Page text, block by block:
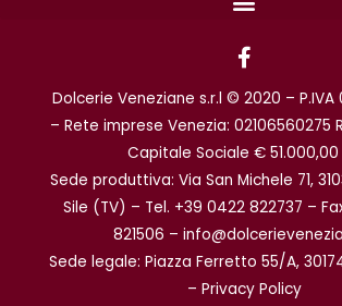
F
a
c
e
b
o
o
k
-
f
Dolcerie Veneziane s.r.l © 2020 – P.IVA
– Rete imprese Venezia: 02106560275
Capitale Sociale € 51.000,00
Sede produttiva: Via San Michele 71,
Sile (TV) – Tel. +39 0422 822737 –
821506 –
Sede legale: Piazza Ferretto 55/A,
– Privacy Policy